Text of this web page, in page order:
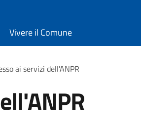
Vivere il Comune
ai servizi dell'ANPR